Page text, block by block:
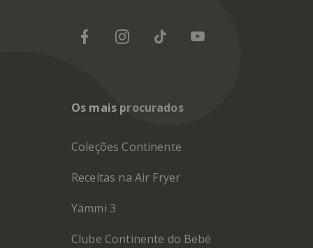
Os mais procurados
Coleções Continente
Receitas na Air Fryer
Yämmi 3
Clube Continente do Bebé